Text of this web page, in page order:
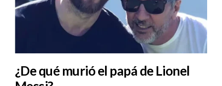
¿De qué murió el papá de Lionel